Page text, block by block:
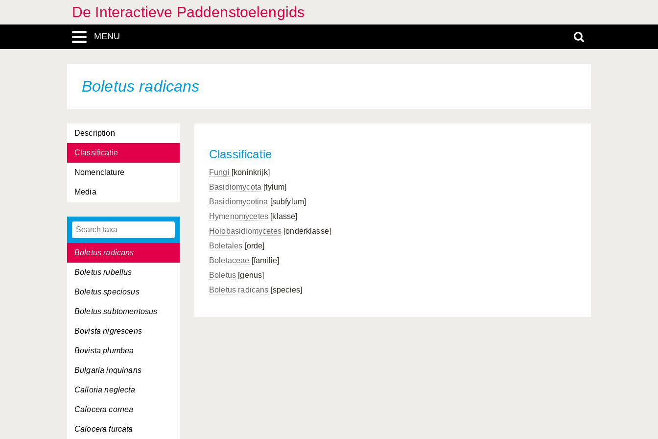
De Interactieve Paddenstoelengids
MENU
Boletus radicans
Description
Classificatie
Nomenclature
Media
Bjerkandera fumosa
Bolbitius vitellinus
Boletus chrysenteron
Boletus edulis
Boletus erythropus
Boletus junquilleus
Boletus parasiticus
Boletus radicans
Boletus rubellus
Boletus speciosus
Boletus subtomentosus
Bovista nigrescens
Bovista plumbea
Bulgaria inquinans
Calloria neglecta
Calocera cornea
Calocera furcata
Classificatie
Fungi [koninkrijk]
Basidiomycota [fylum]
Basidiomycotina [subfylum]
Hymenomycetes [klasse]
Holobasidiomycetes[onderklasse]
Boletales [orde]
Boletaceae [familie]
Boletus [genus]
Boletus radicans [species]